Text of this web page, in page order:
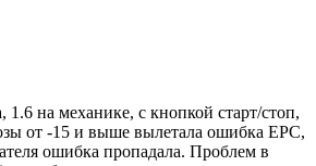
1.6 на механике, с кнопкой старт/стоп,
от -15 и выше вылетала ошибка EPC,
ошибка пропадала. Проблем в